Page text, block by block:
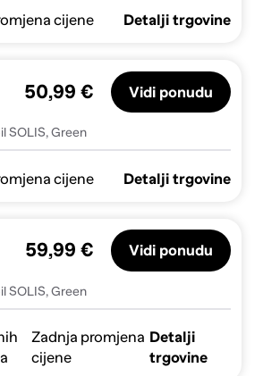
cijene Detalji trgovine
SOLIS, Green
50,99 € Vidi ponudu
cijene Detalji trgovine
SOLIS, Green
59,99 € Vidi ponudu
Zadnja promjena
cijene
Detalji
trgovine